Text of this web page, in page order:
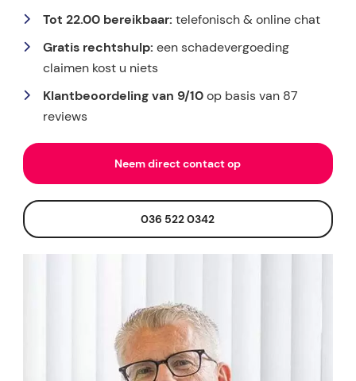
Tot 22.00 bereikbaar: telefonisch & online chat
Gratis rechtshulp: een schadevergoeding
claimen kost u niets
Klantbeoordeling van 9/10op basis van 87
reviews
Neem direct contact op
036 522 0342